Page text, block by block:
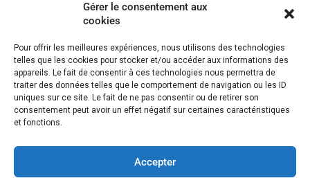
Gérer le consentement aux
cookies
Pour offrir les meilleures expériences, nous utilisons des technologies
telles que les cookies pour stocker et/ou accéder aux informations des
appareils. Le fait de consentir à ces technologies nous permettra de
traiter des données telles que le comportement de navigation ou les ID
uniques sur ce site. Le fait de ne pas consentir ou de retirer son
consentement peut avoir un effet négatif sur certaines caractéristiques
et fonctions.
Accepter
Article mis à jour le 18 mars 2024
Politique de cookies (UE)
Mentions légales
Règlement intérieur
Notre réseau d’écoles